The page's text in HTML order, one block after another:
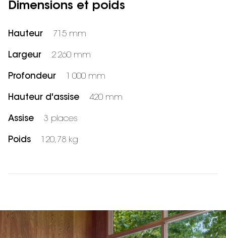
Dimensions et poids
Hauteur 715 mm
Largeur 2 260 mm
Profondeur 1 000 mm
Hauteur d'assise 420 mm
Assise 3 places
Poids 120,78 kg